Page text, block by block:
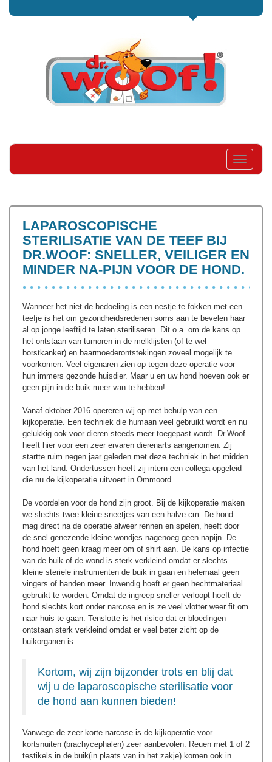
Toggle
LAPAROSCOPISCHE
STERILISATIE VAN DE TEEF BIJ
DR.WOOF: SNELLER, VEILIGER EN
MINDER NA-PIJN VOOR DE HOND.
Wanneer het niet de bedoeling is een nestje te fokken met een
teefje is het om gezondheidsredenen soms aan te bevelen haar
al op jonge leeftijd te laten steriliseren. Dit o.a. om de kans op
het ontstaan van tumoren in de melklijsten (of te wel
borstkanker) en baarmoederontstekingen zoveel mogelijk te
voorkomen. Veel eigenaren zien op tegen deze operatie voor
hun immers gezonde huisdier. Maar u en uw hond hoeven ook er
geen pijn in de buik meer van te hebben!
Vanaf oktober 2016 opereren wij op met behulp van een
kijkoperatie. Een techniek die humaan veel gebruikt wordt en nu
gelukkig ook voor dieren steeds meer toegepast wordt. Dr.Woof
heeft hier voor een zeer ervaren dierenarts aangenomen. Zij
startte ruim negen jaar geleden met deze techniek in het midden
van het land. Ondertussen heeft zij intern een collega opgeleid
die nu de kijkoperatie uitvoert in Ommoord.
De voordelen voor de hond zijn groot. Bij de kijkoperatie maken
we slechts twee kleine sneetjes van een halve cm. De hond
mag direct na de operatie alweer rennen en spelen, heeft door
de snel genezende kleine wondjes nagenoeg geen napijn. De
hond hoeft geen kraag meer om of shirt aan. De kans op infectie
van de buik of de wond is sterk verkleind omdat er slechts
kleine steriele instrumenten de buik in gaan en helemaal geen
vingers of handen meer. Inwendig hoeft er geen hechtmateriaal
gebruikt te worden. Omdat de ingreep sneller verloopt hoeft de
hond slechts kort onder narcose en is ze veel vlotter weer fit om
naar huis te gaan. Tenslotte is het risico dat er bloedingen
ontstaan sterk verkleind omdat er veel beter zicht op de
buikorganen is.
Kortom, wij zijn bijzonder trots en blij dat
wij u de laparoscopische sterilisatie voor
de hond aan kunnen bieden!
Vanwege de zeer korte narcose is de kijkoperatie voor
kortsnuiten (brachycephalen) zeer aanbevolen. Reuen met 1 of 2
testikels in de buik(in plaats van in het zakje) komen ook in